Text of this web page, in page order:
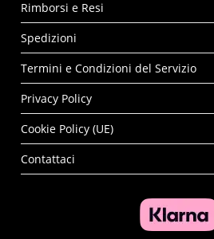
Rimborsi e Resi
Spedizioni
Termini e Condizioni del Servizio
Privacy Policy
Cookie Policy (UE)
Contattaci